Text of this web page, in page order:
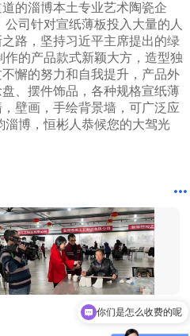
10分钟前 四川贺先生成功提交需求
27分钟前 北京吴女士成功提交需求
2分钟前 山东甘先生成功提交需求
3分钟前 广东古先生成功提交需求
4分钟前 湖北胡先生成功提交需求
10分钟前 四川贺先生成功提交需求
3分钟前 北京吴女士成功提交需求
2分钟前 山东甘先生成功提交需求
3分钟前 广东古先生成功提交需求
1分钟前 湖北胡先生成功提交需求
10分钟前 四川贺先生成功提交需求
9分钟前 北京吴女士成功提交需求
2分钟前 山东甘先生成功提交需求
4分钟前 广东古先生成功提交需求
12分钟前 湖北胡先生成功提交需求
10分钟前 四川贺先生成功提交需求
的淄博本土专业艺术陶瓷企
司针对宣纸薄板投入大量的人
路，坚持习近平主席提出的绿
的产品款式新颖大方，造型独
懈的努力和自我提升，产品外
、摆件饰品，各种规格宣纸薄
壁画，手绘背景墙，可广泛应
淄博，恒彬人恭候您的大驾光
你们是怎么收费的呢